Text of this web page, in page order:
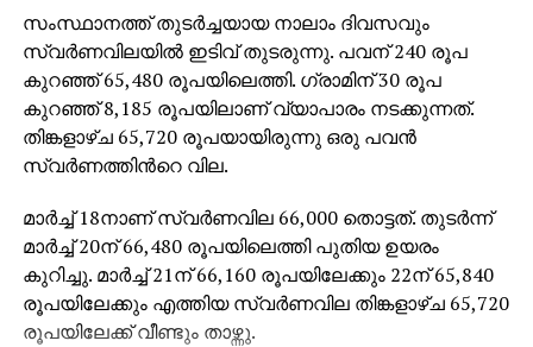
സംസ്ഥാനത്ത് തുടർച്ചയായ നാലാം ദിവസവും
സ്വർണവിലയിൽ ഇടിവ് തുടരുന്നു. പവന് 240 രൂപ
കുറഞ്ഞ് 65,480 രൂപയിലെത്തി. ഗ്രാമിന് 30 രൂപ
കുറഞ്ഞ് 8,185 രൂപയിലാണ് വ്യാപാരം നടക്കുന്നത്.
തിങ്കളാഴ്ച 65,720 രൂപയായിരുന്നു ഒരു പവൻ
സ്വർണത്തിന്‍റെ വില.
മാർച്ച് 18നാണ് സ്വർണവില 66,000 തൊട്ടത്. തുടർന്ന്
മാർച്ച് 20ന് 66,480 രൂപയിലെത്തി പുതിയ ഉയരം
കുറിച്ചു. മാർച്ച് 21ന് 66,160 രൂപയിലേക്കും 22ന് 65,840
രൂപയിലേക്കും എത്തിയ സ്വർണവില തിങ്കളാഴ്ച 65,720
രൂപയിലേക്ക് വീണ്ടും താഴ്ന്നു.